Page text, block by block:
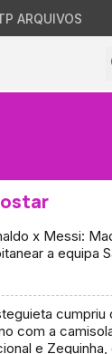
ARQUIVOS
x Messi:
a equipa
cumpriu
com a
e